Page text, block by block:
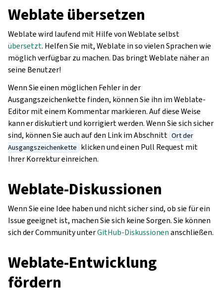
Weblate übersetzen
Weblate wird laufend mit Hilfe von Weblate selbst
übersetzt. Helfen Sie mit, Weblate in so vielen Sprachen wie
möglich verfügbar zu machen. Das bringt Weblate näher an
seine Benutzer!
Wenn Sie einen möglichen Fehler in der
Ausgangszeichenkette finden, können Sie ihn im Weblate-
Editor mit einem Kommentar markieren. Auf diese Weise
kann er diskutiert und korrigiert werden. Wenn Sie sich sicher
sind, können Sie auch auf den Link im Abschnitt Ort der
Ausgangszeichenkette klicken und einen Pull Request mit
Ihrer Korrektur einreichen.
Weblate-Diskussionen
Wenn Sie eine Idee haben und nicht sicher sind, ob sie für ein
Issue geeignet ist, machen Sie sich keine Sorgen. Sie können
sich der Community unterGitHub-Diskussionenanschließen.
Weblate-Entwicklung
fördern